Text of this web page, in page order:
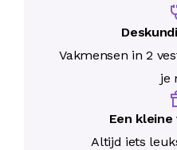
Vakmensen in 2
je
Een
Altijd iets